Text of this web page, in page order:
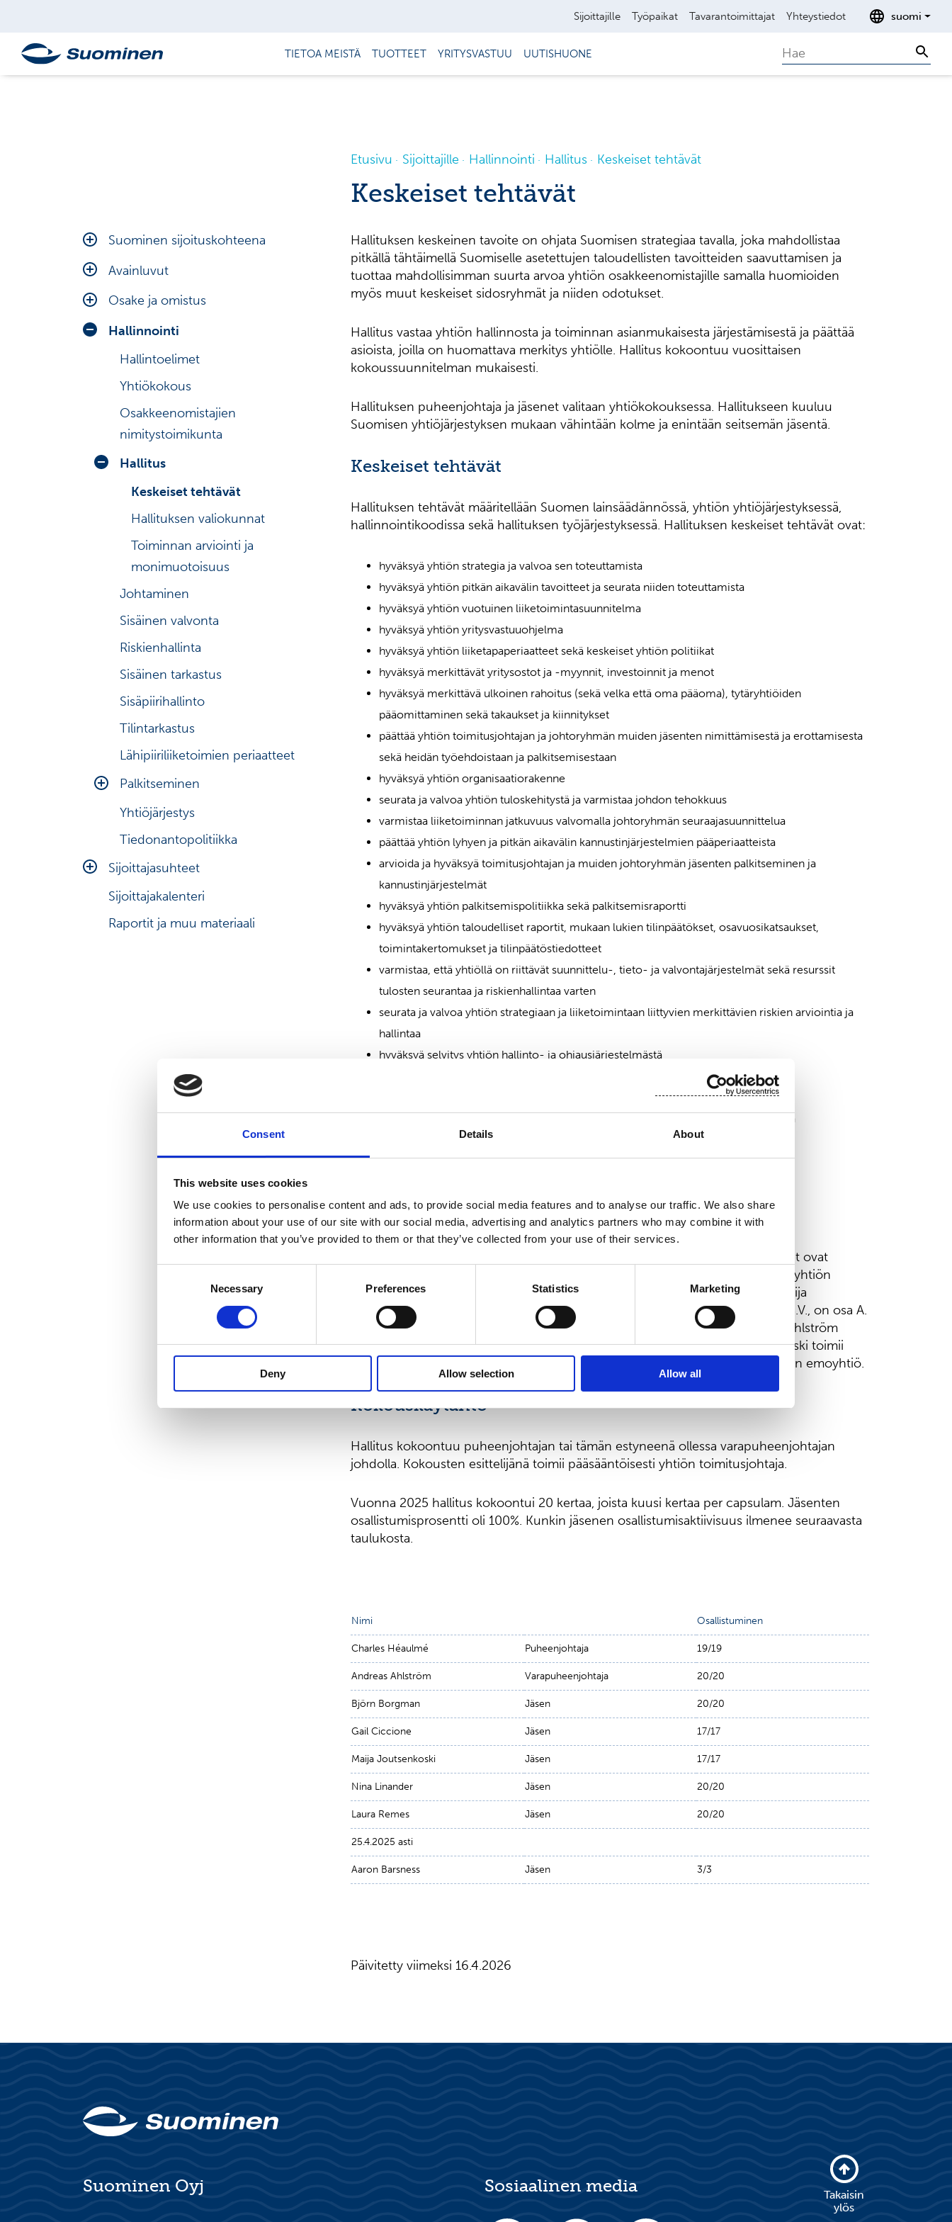
Consent Details About
This website uses cookies
We use cookies to personalise content and ads, to provide social media features and to analyse our traffic. We also share
information about your use of our site with our social media, advertising and analytics partners who may combine it with
other information that you’ve provided to them or that they’ve collected from your use of their services.
Necessary Preferences Statistics Marketing
Deny Allow selection Allow all
Sijoittajille Työpaikat Tavarantoimittajat Yhteystiedot suomi
TIETOA MEISTÄ TUOTTEET YRITYSVASTUU UUTISHUONE Search
Suominen sijoituskohteena
Taloudelliset tavoitteet
Näkymät
Analyytikot
Konsensusennusteet
Velkarahoitus
Toimitusjohtajan katsaus
Toimintaympäristö
Riskit ja epävarmuudet
Avainluvut
Tunnuslukujen laskentakaavat
Osake ja omistus
Osakesarja
Osakemonitori
Osakkeen hinta
Investointilaskuri
Suurimmat osakkeenomistajat
Johdon liiketoimet
Johdon osakkeenomistus
Liputusilmoitukset
Osakehistoria
Hallinnointi
Hallintoelimet
Yhtiökokous
Osakkeenomistajien
nimitystoimikunta
Hallitus
Keskeiset tehtävät
Hallituksen valiokunnat
Toiminnan arviointi ja
monimuotoisuus
Johtaminen
Sisäinen valvonta
Riskienhallinta
Sisäinen tarkastus
Sisäpiirihallinto
Tilintarkastus
Lähipiiriliiketoimien periaatteet
Palkitseminen
Hallituksen palkitseminen
Toimitusjohtajan palkitseminen
Muun johtoryhmän
palkitseminen
Yhtiöjärjestys
Tiedonantopolitiikka
Sijoittajasuhteet
Sijoittajaviestinnän periaatteet
Sijoittajakalenteri
Raportit ja muu materiaali
Etusivu Sijoittajille Hallinnointi Hallitus Keskeiset tehtävät
Keskeiset tehtävät
Hallituksen keskeinen tavoite on ohjata Suomisen strategiaa tavalla, joka mahdollistaa
pitkällä tähtäimellä Suomiselle asetettujen taloudellisten tavoitteiden saavuttamisen ja
tuottaa mahdollisimman suurta arvoa yhtiön osakkeenomistajille samalla huomioiden
myös muut keskeiset sidosryhmät ja niiden odotukset.
Hallitus vastaa yhtiön hallinnosta ja toiminnan asianmukaisesta järjestämisestä ja päättää
asioista, joilla on huomattava merkitys yhtiölle. Hallitus kokoontuu vuosittaisen
kokoussuunnitelman mukaisesti.
Hallituksen puheenjohtaja ja jäsenet valitaan yhtiökokouksessa. Hallitukseen kuuluu
Suomisen yhtiöjärjestyksen mukaan vähintään kolme ja enintään seitsemän jäsentä.
Keskeiset tehtävät
Hallituksen tehtävät määritellään Suomen lainsäädännössä, yhtiön yhtiöjärjestyksessä,
hallinnointikoodissa sekä hallituksen työjärjestyksessä. Hallituksen keskeiset tehtävät ovat:
hyväksyä yhtiön strategia ja valvoa sen toteuttamista
hyväksyä yhtiön pitkän aikavälin tavoitteet ja seurata niiden toteuttamista
hyväksyä yhtiön vuotuinen liiketoimintasuunnitelma
hyväksyä yhtiön yritysvastuuohjelma
hyväksyä yhtiön liiketapaperiaatteet sekä keskeiset yhtiön politiikat
hyväksyä merkittävät yritysostot ja -myynnit, investoinnit ja menot
hyväksyä merkittävä ulkoinen rahoitus (sekä velka että oma pääoma), tytäryhtiöiden
pääomittaminen sekä takaukset ja kiinnitykset
päättää yhtiön toimitusjohtajan ja johtoryhmän muiden jäsenten nimittämisestä ja erottamisesta
sekä heidän työehdoistaan ja palkitsemisestaan
hyväksyä yhtiön organisaatiorakenne
seurata ja valvoa yhtiön tuloskehitystä ja varmistaa johdon tehokkuus
varmistaa liiketoiminnan jatkuvuus valvomalla johtoryhmän seuraajasuunnittelua
päättää yhtiön lyhyen ja pitkän aikavälin kannustinjärjestelmien pääperiaatteista
arvioida ja hyväksyä toimitusjohtajan ja muiden johtoryhmän jäsenten palkitseminen ja
kannustinjärjestelmät
hyväksyä yhtiön palkitsemispolitiikka sekä palkitsemisraportti
hyväksyä yhtiön taloudelliset raportit, mukaan lukien tilinpäätökset, osavuosikatsaukset,
toimintakertomukset ja tilinpäätöstiedotteet
varmistaa, että yhtiöllä on riittävät suunnittelu-, tieto- ja valvontajärjestelmät sekä resurssit
tulosten seurantaa ja riskienhallintaa varten
seurata ja valvoa yhtiön strategiaan ja liiketoimintaan liittyvien merkittävien riskien arviointia ja
hallintaa
hyväksyä selvitys yhtiön hallinto- ja ohjausjärjestelmästä
tehdä ehdotus tilintarkastajan sekä kestävyysraportoinnin varmentajan valinnasta ja
tilintarkastajan ja kestävyysraportoinnin varmentajan palkkioista
tehdä yhtiökokoukselle muita ehdotuksia.
Hallituksen jäsenten riippumattomuus
Hallitus on arvioinut jäsentensä riippumattomuuden. Kaikki hallituksen jäsenet ovat
riippumattomia yhtiöstä. Kaikki hallituksen jäsenet ovat myös riippumattomia yhtiön
merkittävistä osakkeenomistajista, lukuun ottamatta Andreas Ahlströmiä ja Maija
Joutsenkoskea. Suominen Oyj:n suurin osakkeenomistaja, Ahlstrom Capital B.V., on osa A.
Ahlström konsernia. Andreas Ahlström toimii tällä hetkellä toimitusjohtajana Ahlström
Invest B.V:ssä, joka on A. Ahlström konsernin osakkuusyhtiö. Maija Joutsenkoski toimii
tällä hetkellä sijoitusjohtajana A. Ahlström Oy:llä, joka on Ahlstrom Capital B.V:n emoyhtiö.
Kokouskäytäntö
Hallitus kokoontuu puheenjohtajan tai tämän estyneenä ollessa varapuheenjohtajan
johdolla. Kokousten esittelijänä toimii pääsääntöisesti yhtiön toimitusjohtaja.
Vuonna 2025 hallitus kokoontui 20 kertaa, joista kuusi kertaa per capsulam. Jäsenten
osallistumisprosentti oli 100%. Kunkin jäsenen osallistumisaktiivisuus ilmenee seuraavasta
taulukosta.
Nimi Osallistuminen
Charles Héaulmé Puheenjohtaja 19/19
Andreas Ahlström Varapuheenjohtaja 20/20
Björn Borgman Jäsen 20/20
Gail Ciccione Jäsen 17/17
Maija Joutsenkoski Jäsen 17/17
Nina Linander Jäsen 20/20
Laura Remes Jäsen 20/20
25.4.2025 asti
Aaron Barsness Jäsen 3/3
Päivitetty viimeksi 16.4.2026
Suominen Oyj Sosiaalinen media
Takaisin
ylös